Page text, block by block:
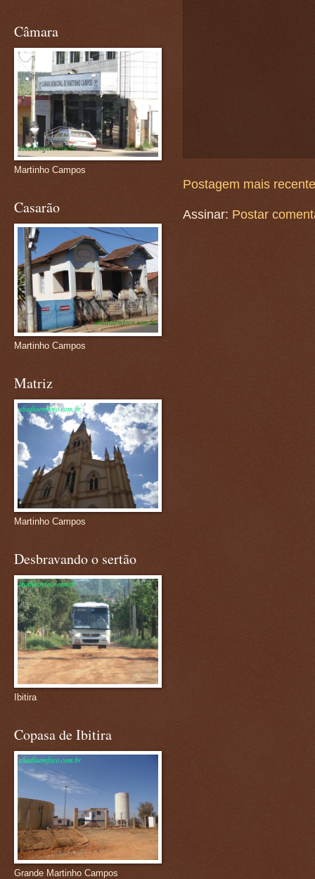
Postagem mais recente
Assinar: Postar
Câmara
Martinho Campos
Casarão
Martinho Campos
Matriz
Martinho Campos
Desbravando o sertão
Ibitira
Copasa de Ibitira
Grande Martinho Campos